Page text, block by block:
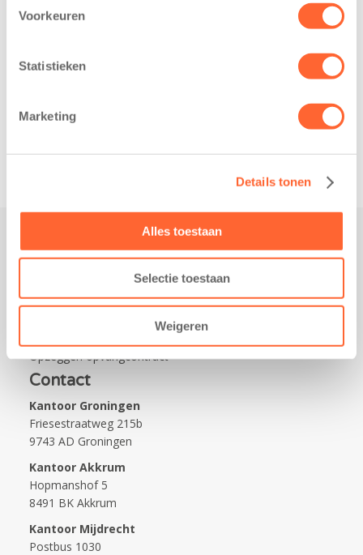
Voorkeuren
Statistieken
Marketing
Details tonen
Alles toestaan
Selectie toestaan
Weigeren
kindcentrum in
Leeuwarden Zuid.
Praktisch
Werken bij Kids First
Nieuws over Kids First
Wijzigen opvangcontract
Opzeggen opvangcontract
Contact
Kantoor Groningen
Friesestraatweg 215b
9743 AD Groningen
Kantoor Akkrum
Hopmanshof 5
8491 BK Akkrum
Kantoor Mijdrecht
Postbus 1030